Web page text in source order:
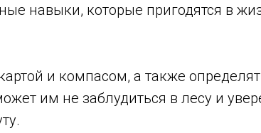
навыки, которые пригодятся в
и компасом, а также
им не заблудиться в лесу и